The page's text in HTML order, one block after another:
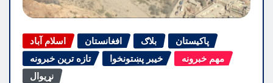
اسلام آباد افغانستان بلاګ
پاکیستان
تازه ترین خبرونه
خیبر پښتونخوا
مهم خبرونه
نړیوال